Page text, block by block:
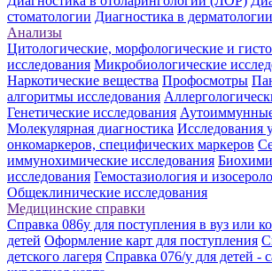
стоматологии Диагностика в дерматологии
Анализы
Цитологические, морфологические и
исследования Микробиологические
Наркотические вещества Профосмотры
алгоритмы исследования
Генетические исследования
Молекулярная диагностика Исследования
онкомаркеров, специфических маркеров
иммунохимические исследования
исследования Гемостазиология и
Общеклинические исследования
Медицинские справки
Справка 086у для поступления в вуз или
детей Оформление карт для поступления
детского лагеря Справка 076/у для детей -